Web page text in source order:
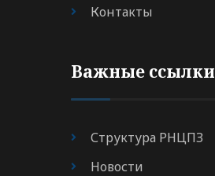
Контакты
Важные ссылки
Структура РНЦПЗ
Новости